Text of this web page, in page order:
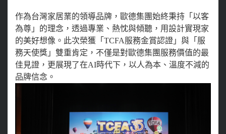
作為台灣家居業的領導品牌，歐德集團始終秉持「以客
為尊」的理念，透過專業、熱忱與傾聽，用設計實現家
的美好想像。此次榮獲「TCFA服務金賞認證」與「服
務天使獎」雙重肯定，不僅是對歐德集團服務價值的最
佳見證，更展現了在AI時代下，以人為本、溫度不減的
品牌信念。